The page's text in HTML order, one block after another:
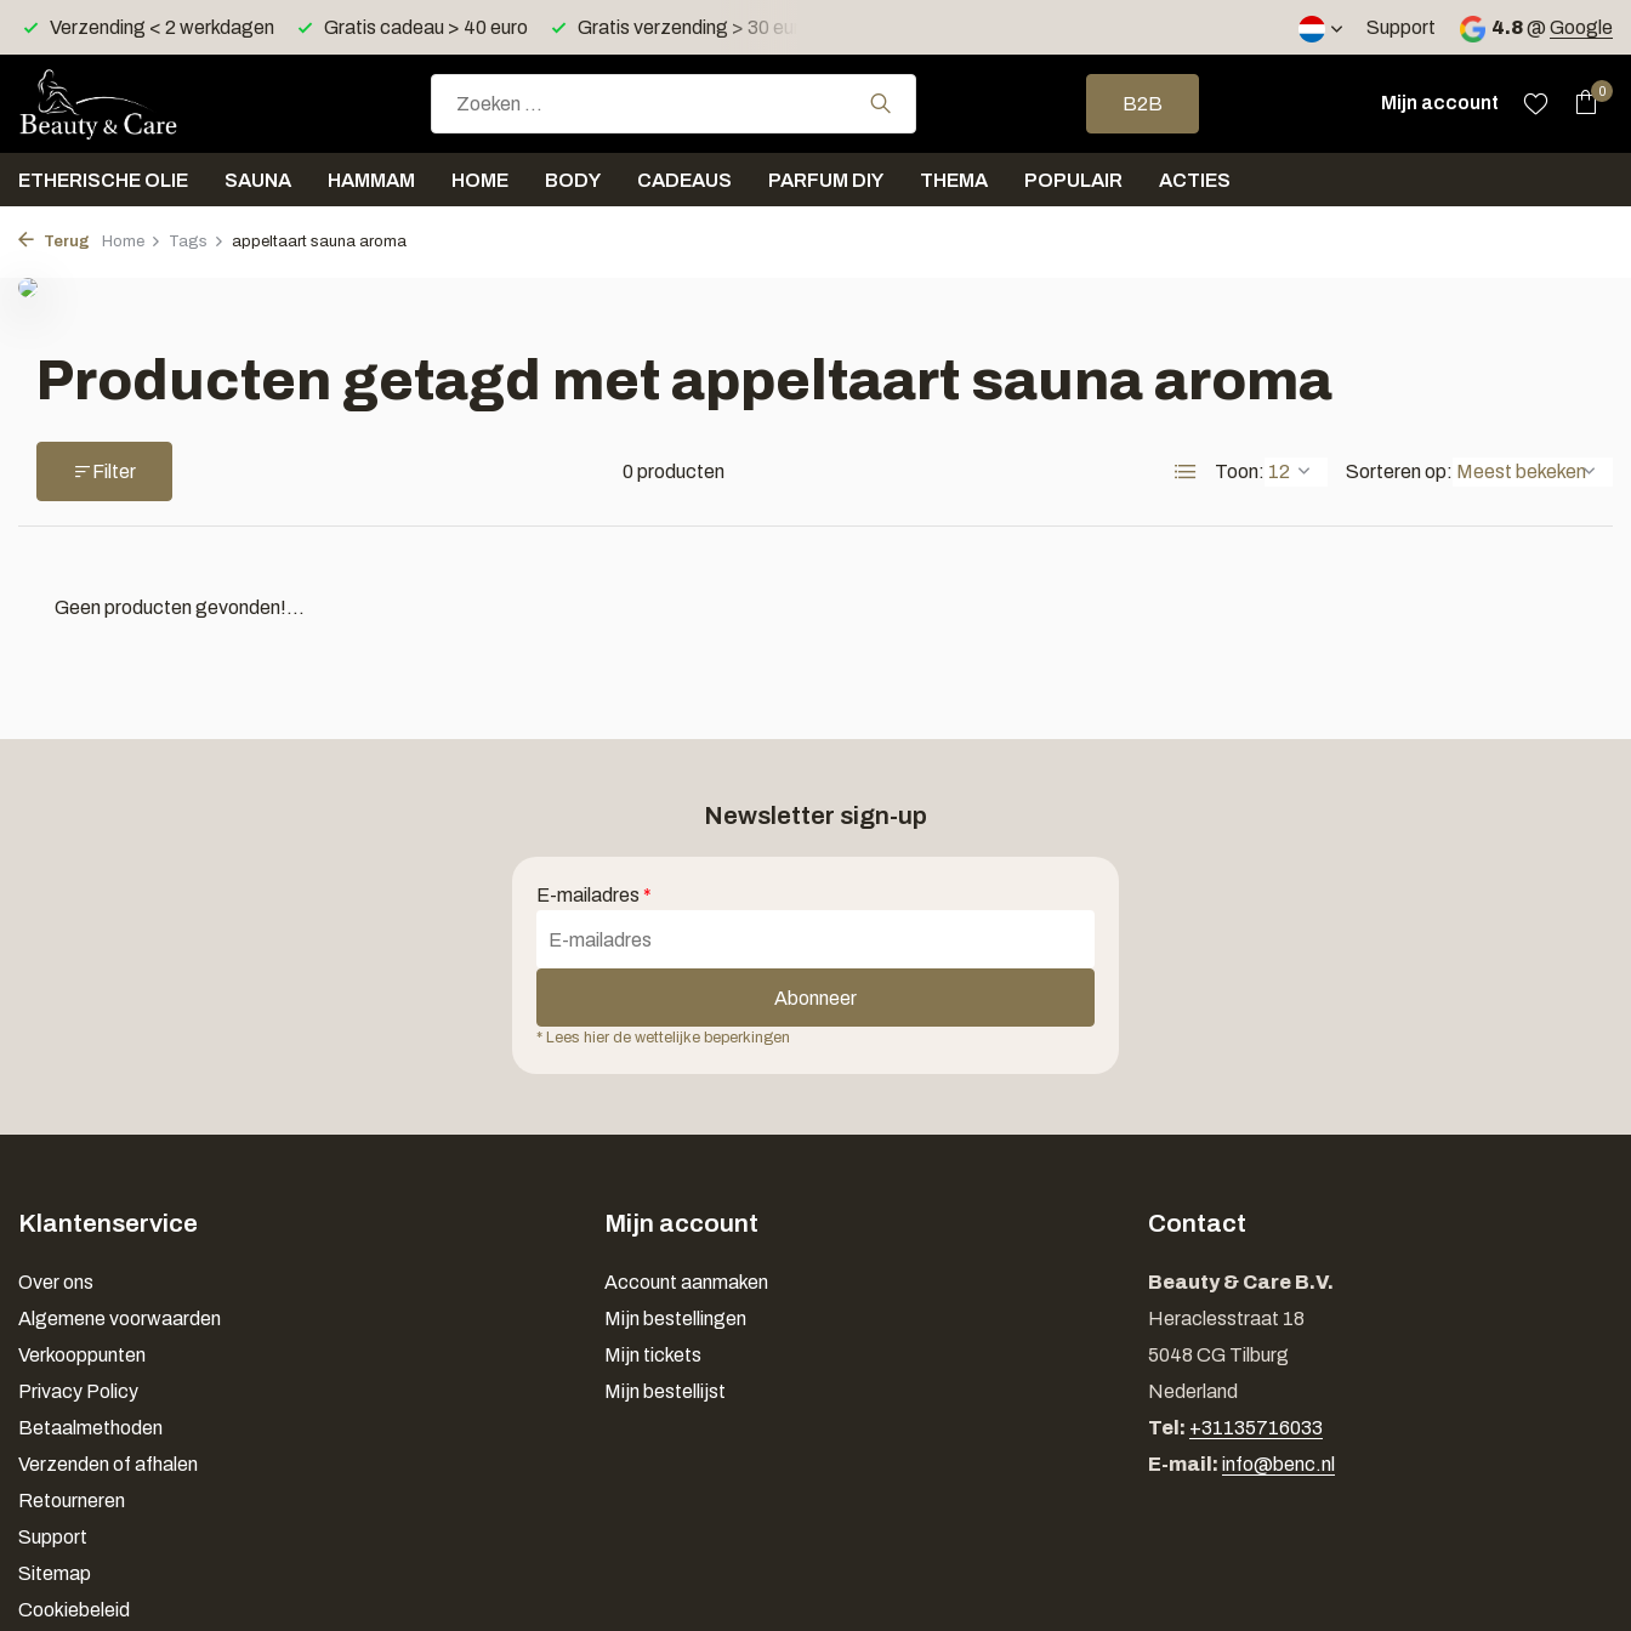
Verzending < 2 werkdagen Gratis cadeau > 40 euro Gratis verzending > 30 euro in NL en BE Support 4.8@ Google
Gebruik de pijltjes op en neer om een beschikbaar resultaat te selecteren. Druk
B2B
Mijn account
0
ETHERISCHE OLIE SAUNA HAMMAM HOME BODY CADEAUS PARFUM DIY THEMA POPULAIR ACTIES
Terug Home Tags appeltaart sauna aroma
Producten getagd met appeltaart sauna aroma
Filter 0 producten Toon: Sorteren op:
Geen producten gevonden!...
Newsletter sign-up
E-mailadres *
Abonneer
* Lees hier de wettelijke beperkingen
Klantenservice
Over ons
Algemene voorwaarden
Verkooppunten
Privacy Policy
Betaalmethoden
Verzenden of afhalen
Retourneren
Support
Sitemap
Cookiebeleid
Mijn account
Account aanmaken
Mijn bestellingen
Mijn tickets
Mijn bestellijst
Contact
Beauty & Care B.V.
Heraclesstraat 18
5048 CG Tilburg
Nederland
Tel: +31135716033
E-mail: info@benc.nl